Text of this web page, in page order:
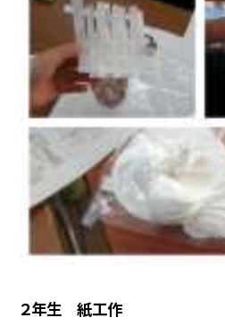
２年生 紙工作